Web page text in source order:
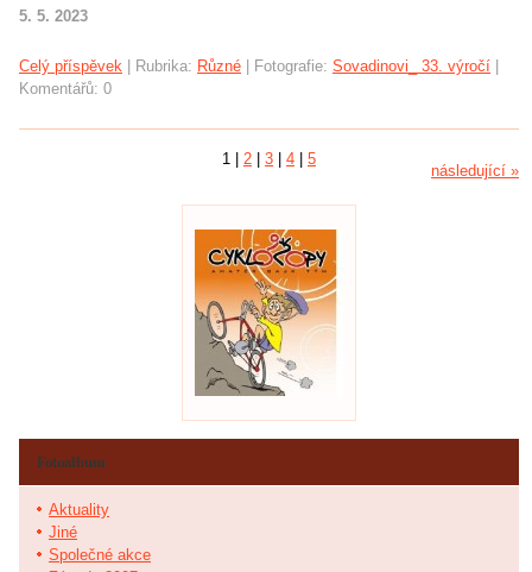
5. 5. 2023
Celý příspěvek Rubrika: Různé Fotografie: Sovadinovi_ 33. výročí
Komentářů: 0
1 2 3 4 5
následující »
Fotoalbum
Aktuality
Jiné
Společné akce